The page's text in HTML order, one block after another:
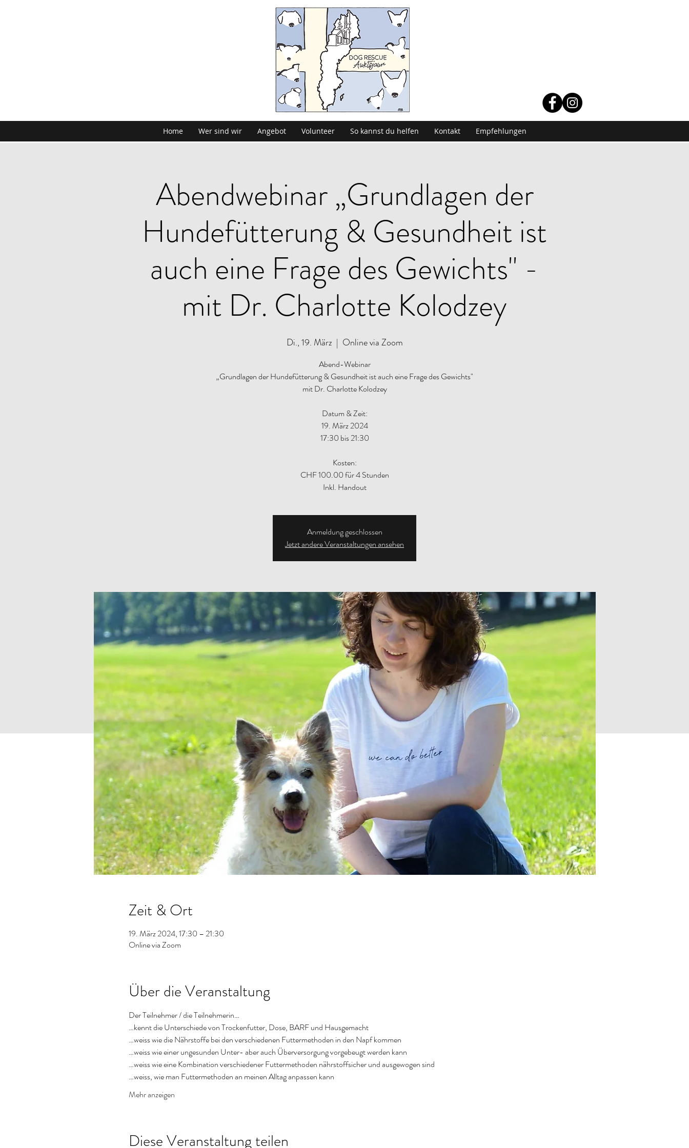
Home Wer sind wir Angebot Volunteer So kannst du helfen Kontakt Empfehlungen
Abendwebinar „Grundlagen der
Hundefütterung & Gesundheit ist
auch eine Frage des Gewichts" -
mit Dr. Charlotte Kolodzey
Di., 19. März
  |
Online via Zoom
Abend-Webinar
„Grundlagen der Hundefütterung & Gesundheit ist auch eine Frage des Gewichts"
mit Dr. Charlotte Kolodzey
Datum & Zeit:
19. März 2024
17:30 bis 21:30
Kosten:
CHF 100.00 für 4 Stunden
Inkl. Handout
Anmeldung geschlossen
Jetzt andere Veranstaltungen ansehen
Zeit & Ort
19. März 2024, 17:30 – 21:30
Online via Zoom
Über die Veranstaltung
Der Teilnehmer / die Teilnehmerin…
…kennt die Unterschiede von Trockenfutter, Dose, BARF und Hausgemacht
…weiss wie die Nährstoffe bei den verschiedenen Futtermethoden in den Napf kommen
…weiss wie einer ungesunden Unter- aber auch Überversorgung vorgebeugt werden kann
…weiss wie eine Kombination verschiedener Futtermethoden nährstoffsicher und ausgewogen sind
…weiss, wie man Futtermethoden an meinen Alltag anpassen kann
Mehr anzeigen
Diese Veranstaltung teilen